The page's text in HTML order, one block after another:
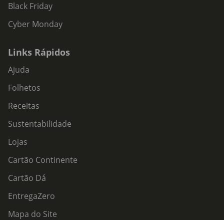
Black Friday
Cyber Monday
Links Rápidos
Ajuda
Folhetos
Receitas
Sustentabilidade
Lojas
Cartão Continente
Cartão Dá
EntregaZero
Mapa do Site